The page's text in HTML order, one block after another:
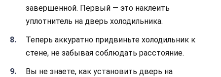
завершенной. Первый — это наклеить
уплотнитель на дверь холодильника.
Теперь аккуратно придвиньте холодильник к
стене, не забывая соблюдать расстояние.
Вы не знаете, как установить дверь на